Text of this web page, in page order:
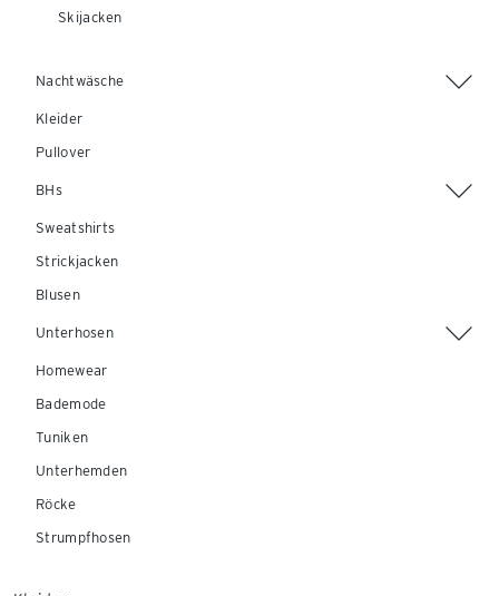
Skijacken
Nachtwäsche
Kleider
Pullover
BHs
Sweatshirts
Strickjacken
Blusen
Unterhosen
Homewear
Bademode
Tuniken
Unterhemden
Röcke
Strumpfhosen